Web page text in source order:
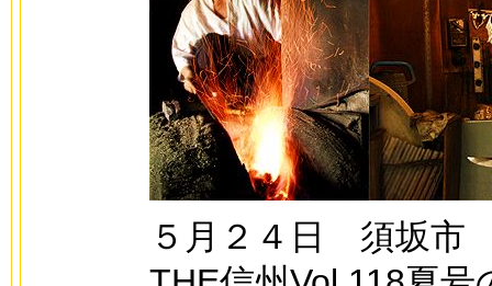
５月２４日 須坂市